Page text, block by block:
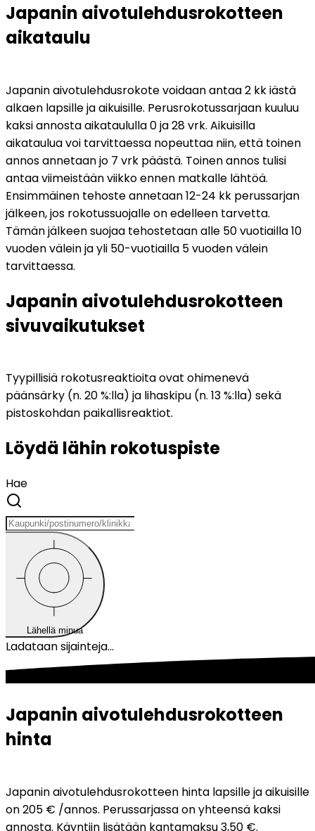
Japanin aivotulehdusrokotteen
aikataulu
Japanin aivotulehdusrokote voidaan antaa 2 kk iästä
alkaen lapsille ja aikuisille. Perusrokotussarjaan kuuluu
kaksi annosta aikataululla 0 ja 28 vrk. Aikuisilla
aikataulua voi tarvittaessa nopeuttaa niin, että toinen
annos annetaan jo 7 vrk päästä. Toinen annos tulisi
antaa viimeistään viikko ennen matkalle lähtöä.
Ensimmäinen tehoste annetaan 12-24 kk perussarjan
jälkeen, jos rokotussuojalle on edelleen tarvetta.
Tämän jälkeen suojaa tehostetaan alle 50 vuotiailla 10
vuoden välein ja yli 50-vuotiailla 5 vuoden välein
tarvittaessa.
Japanin aivotulehdusrokotteen
sivuvaikutukset
Tyypillisiä rokotusreaktioita ovat ohimenevä
päänsärky (n. 20 %:lla) ja lihaskipu (n. 13 %:lla) sekä
pistoskohdan paikallisreaktiot.
Löydä lähin rokotuspiste
Hae
Lähellä minua
Ladataan sijainteja...
Japanin aivotulehdusrokotteen
hinta
Japanin aivotulehdusrokotteen hinta lapsille ja aikuisille
on 205 € /annos. Perussarjassa on yhteensä kaksi
annosta. Käyntiin lisätään kantamaksu 3,50 €.